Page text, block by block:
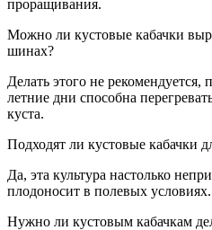
проращивания.
Можно ли кустовые кабачки
шинах?
Делать этого не рекомендуется,
летние дни способна
куста.
Подходят ли кустовые кабачки
Да, эта культура настолько
плодоносит в полевых условиях.
Нужно ли кустовым кабачкам